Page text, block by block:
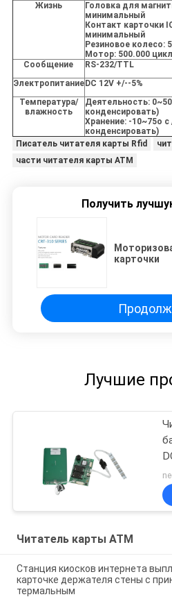
Жизнь
Головка для
минимальный
Контакт карточки
минимальный
Резиновое колесо:
Мотор: 500.000
Сообщение
RS-232/TTL
Электропитание DC 12V +/--5%
Температура/
влажность
Деятельность:
конденсировать)
Хранение: -10~75o c
конденсировать)
Писатель читателя карты Rfid
части читателя карты ATM
Получить
карточки
Лучшие
Читатель карты ATM
Станция киосков интернета
карточке держателя стены с
термальным